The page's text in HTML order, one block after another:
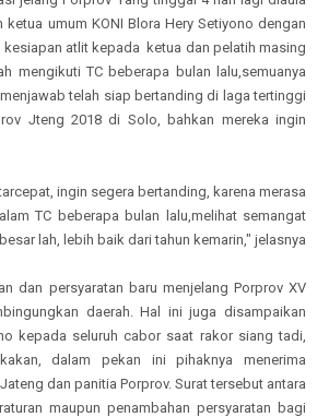
umum KONI Blora Hery Setiyono dengan
atlit kepada ketua dan pelatih masing
mengikuti TC beberapa bulan lalu,semuanya
telah siap bertanding di laga tertinggi
Jteng 2018 di Solo, bahkan mereka ingin
ingin segera bertanding, karena merasa
TC beberapa bulan lalu,melihat semangat
lah, lebih baik dari tahun kemarin," jelasnya
dan persyaratan baru menjelang Porprov XV
daerah. Hal ini juga disampaikan
kepada seluruh cabor saat rakor siang tadi,
dalam pekan ini pihaknya menerima
dan panitia Porprov. Surat tersebut antara
maupun penambahan persyaratan bagi